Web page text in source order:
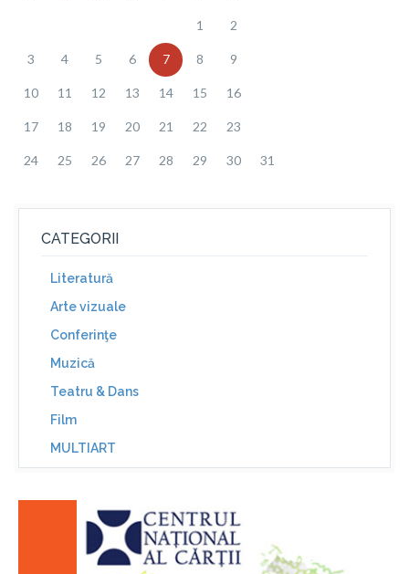
1 2
3 4 5 6 7 8 9
10 11 12 13 14 15 16
17 18 19 20 21 22 23
24 25 26 27 28 29 30 31
CATEGORII
Literatură
Arte vizuale
Conferinţe
Muzică
Teatru & Dans
Film
MULTIART